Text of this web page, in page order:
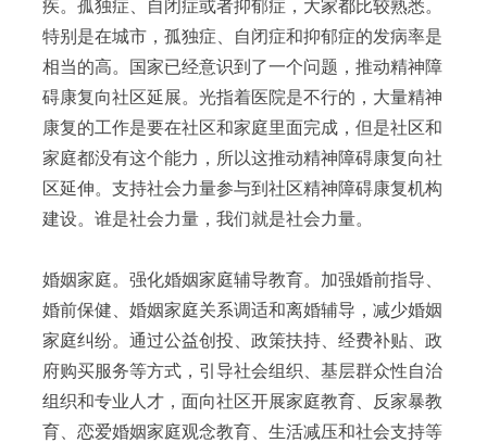
疾。孤独症、自闭症或者抑郁症，大家都比较熟悉。
特别是在城市，孤独症、自闭症和抑郁症的发病率是
相当的高。国家已经意识到了一个问题，推动精神障
碍康复向社区延展。光指着医院是不行的，大量精神
康复的工作是要在社区和家庭里面完成，但是社区和
家庭都没有这个能力，所以这推动精神障碍康复向社
区延伸。支持社会力量参与到社区精神障碍康复机构
建设。谁是社会力量，我们就是社会力量。
婚姻家庭。强化婚姻家庭辅导教育。加强婚前指导、
婚前保健、婚姻家庭关系调适和离婚辅导，减少婚姻
家庭纠纷。通过公益创投、政策扶持、经费补贴、政
府购买服务等方式，引导社会组织、基层群众性自治
组织和专业人才，面向社区开展家庭教育、反家暴教
育、恋爱婚姻家庭观念教育、生活减压和社会支持等